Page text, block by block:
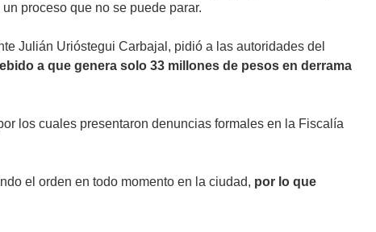
proceso que no se puede parar.
Julián Urióstegui Carbajal, pidió a las autoridades del
a que genera solo 33 millones de pesos en derrama
los cuales presentaron denuncias formales en la Fiscalía
el orden en todo momento en la ciudad, por lo que